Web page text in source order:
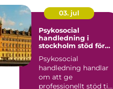
03. jul
Psykosocial
handledning i
stockholm stöd för
Psykosocial
handledning handlar
om att ge
professionellt stöd till